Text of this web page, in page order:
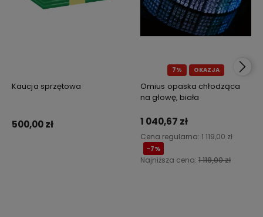
Kaucja sprzętowa
500,00 zł
7% OKAZJA
Omius opaska chłodząca
na głowę, biała
1 040,67 zł
Cena regularna: 1 119,00 zł
-7%
Najniższa cena: 1 119,00 zł